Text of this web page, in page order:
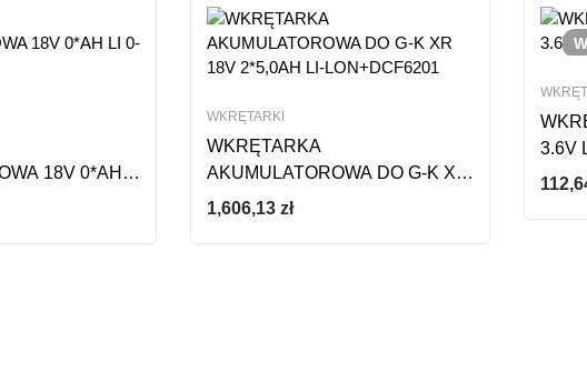
18V 0*AH
WKRĘTARKI
WKRĘTARKA
AKUMULATOROWA DO G-K XR
18V 2*5,0AH LI-LON+DCF6201
1,606,13 zł
3.6V